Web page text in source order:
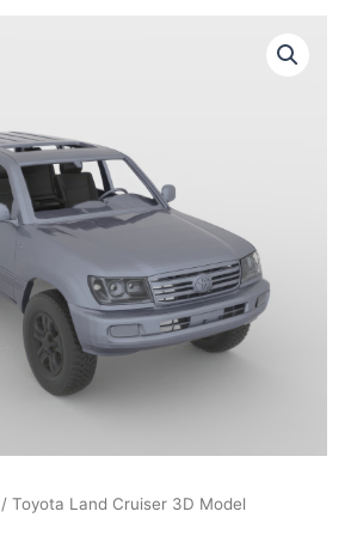
/ Toyota Land Cruiser 3D Model